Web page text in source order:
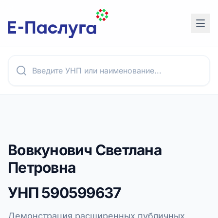
Вовкунович Светлана
Петровна
УНП590599637
Демонстрация расширенных публичных